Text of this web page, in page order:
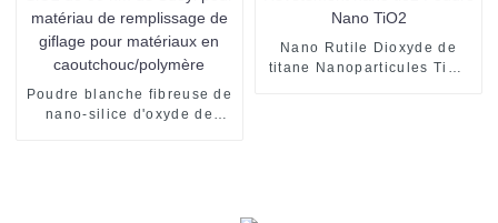
Poudre blanche fibreuse de
nano-silice d'oxyde de
Nano Rutile Dioxyde de
titane Nanoparticules TiO2